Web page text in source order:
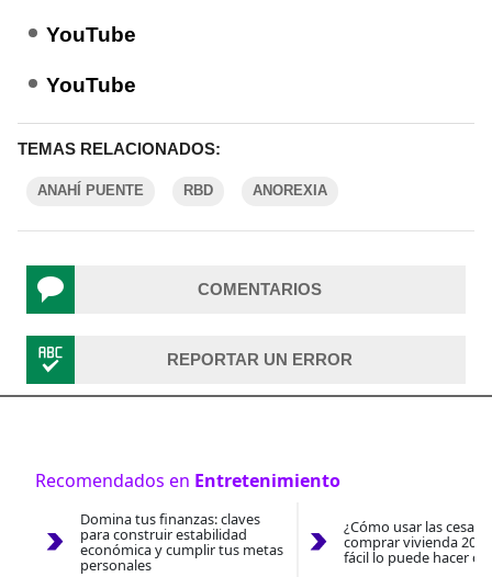
YouTube
YouTube
TEMAS RELACIONADOS:
ANAHÍ PUENTE RBD ANOREXIA
COMENTARIOS
REPORTAR UN ERROR
Recomendados en Entretenimiento
Domina tus finanzas: claves
para construir estabilidad
económica y cumplir tus metas
personales
¿Cómo usar las
comprar vivienda
fácil lo puede hacer